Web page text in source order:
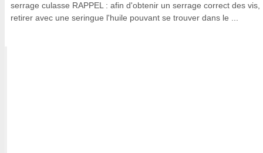
serrage culasse RAPPEL : afin d'obtenir un serrage correct des vis,
retirer avec une seringue l'huile pouvant se trouver dans le ...